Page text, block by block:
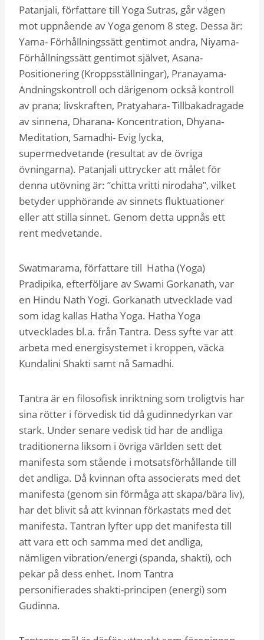
Patanjali, författare till Yoga Sutras, går vägen
mot uppnående av Yoga genom 8 steg. Dessa är:
Yama- Förhållningssätt gentimot andra, Niyama-
Förhållningssätt gentimot självet, Asana-
Positionering (Kroppsställningar), Pranayama-
Andningskontroll och därigenom också kontroll
av prana; livskraften, Pratyahara- Tillbakadragade
av sinnena, Dharana- Koncentration, Dhyana-
Meditation, Samadhi- Evig lycka,
supermedvetande (resultat av de övriga
övningarna). Patanjali uttrycker att målet för
denna utövning är: ”chitta vritti nirodaha”, vilket
betyder upphörande av sinnets fluktuationer
eller att stilla sinnet. Genom detta uppnås ett
rent medvetande.
Swatmarama, författare till Hatha (Yoga)
Pradipika, efterföljare av Swami Gorkanath, var
en Hindu Nath Yogi. Gorkanath utvecklade vad
som idag kallas Hatha Yoga. Hatha Yoga
utvecklades bl.a. från Tantra. Dess syfte var att
arbeta med energisystemet i kroppen, väcka
Kundalini Shakti samt nå Samadhi.
Tantra är en filosofisk inriktning som troligtvis har
sina rötter i förvedisk tid då gudinnedyrkan var
stark. Under senare vedisk tid har de andliga
traditionerna liksom i övriga världen sett det
manifesta som stående i motsatsförhållande till
det andliga. Då kvinnan ofta associerats med det
manifesta (genom sin förmåga att skapa/bära liv),
har det blivit så att kvinnan förkastats med det
manifesta. Tantran lyfter upp det manifesta till
att vara ett och samma med det andliga,
nämligen vibration/energi (spanda, shakti), och
pekar på dess enhet. Inom Tantra
personifierades shakti-principen (energi) som
Gudinna.